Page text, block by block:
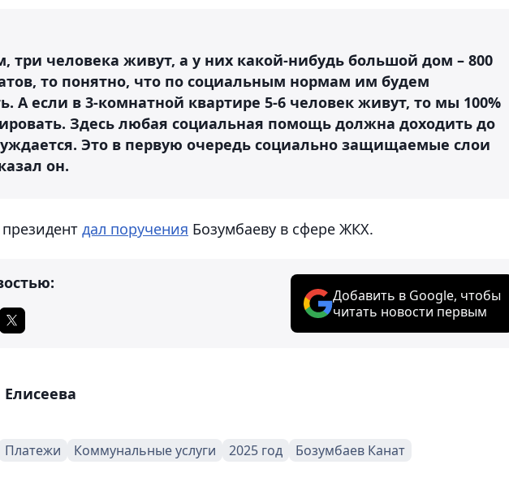
три человека живут, а у них какой-нибудь большой дом – 800
то понятно, что по социальным нормам им будем
А если в 3-комнатной квартире 5-6 человек живут, то мы 100%
Здесь любая социальная помощь должна доходить до
Это в первую очередь социально защищаемые слои
он.
дал поручения Бозумбаеву в сфере ЖКХ.
Добавить в Google, чтобы
читать новости первым
Платежи Коммунальные услуги 2025 год Бозумбаев Канат